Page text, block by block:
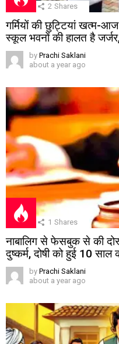
2 Shares
गर्मियों की छुट्टियां
स्कूल भवनों की हालत है
by Prachi Saklani
about a year ago
1 Shares
नाबालिग से फेसबुक से की
दुष्कर्म, दोषी को हुई 10 साल
by Prachi Saklani
about a year ago